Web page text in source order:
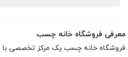
معرفی فروشگاه خانه چسب
فروشگاه خانه چسب یک مرکز تخصصی با